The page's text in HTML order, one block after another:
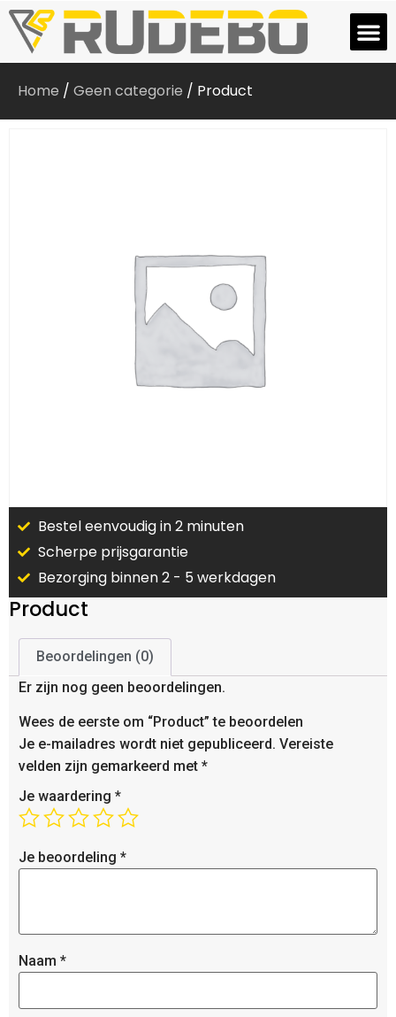
Home / Geen categorie / Product
Bestel eenvoudig in 2 minuten
Scherpe prijsgarantie
Bezorging binnen 2 - 5 werkdagen
Product
Beoordelingen (0)
Er zijn nog geen beoordelingen.
Wees de eerste om “Product” te beoordelen
Je e-mailadres wordt niet gepubliceerd. Vereiste
velden zijn gemarkeerd met *
Je waardering *
Je beoordeling *
Naam *